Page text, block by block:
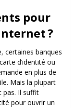
pour
?
certaines banques
d’identité ou
en plus de
Mais la plupart
pas. Il suffit
pour ouvrir un